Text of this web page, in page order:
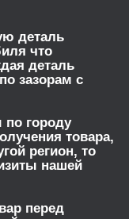
деталь
что
деталь
зазорам с
по городу
товара,
регион, то
нашей
перед